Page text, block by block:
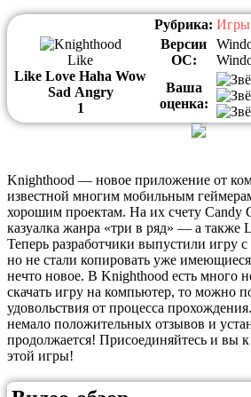
Like
Like Love Haha Wow
Sad Angry
1
Рубрика: Игры
Версии
ОС:
Ваша
оценка:
Knighthood — новое приложение от
известной многим мобильным
хорошим проектам. На их счету Candy
казуалка жанра «три в ряд» — а также
Теперь разработчики выпустили игру
но не стали копировать уже
нечто новое. В Knighthood есть много
скачать игру на компьютер, то можно
удовольствия от процесса
немало положительных отзывов и
продолжается! Присоединяйтесь и вы
этой игры!